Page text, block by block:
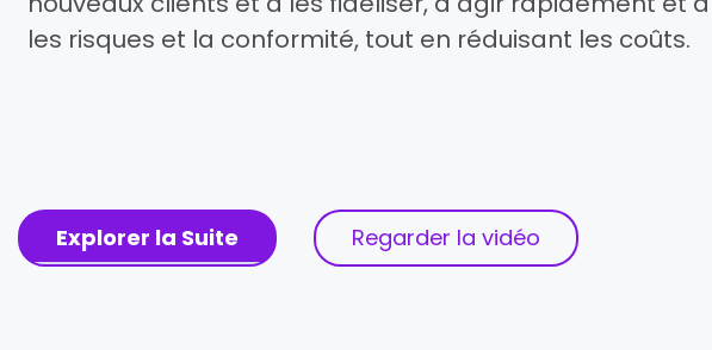
les risques et la conformité, tout en réduisant les coûts.
Explorer la Suite Regarder la vidéo